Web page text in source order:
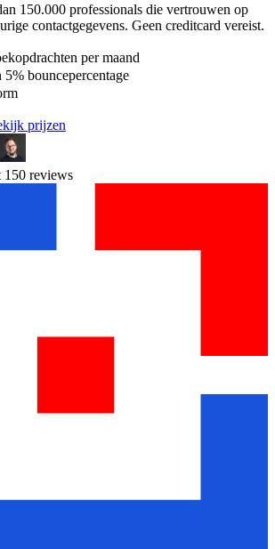
150.000 professionals die vertrouwen op
contactgegevens. Geen creditcard vereist.
per maand
bouncepercentage
prijzen
150 reviews